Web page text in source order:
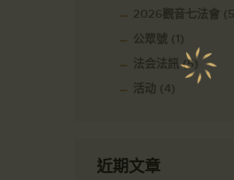
2026觀音七法會
公眾號 (1)
法会法訊(5)
活动 (4)
近期文章